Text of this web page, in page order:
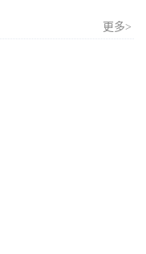
更多>